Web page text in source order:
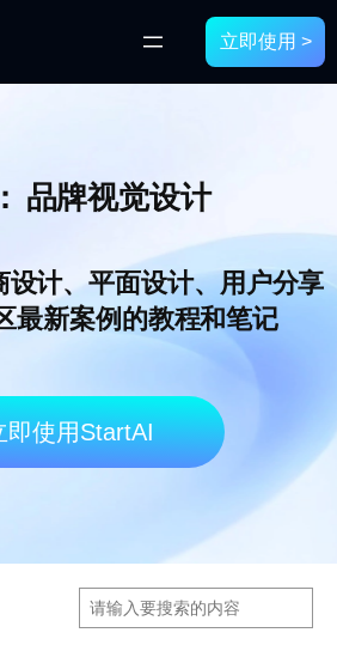
立即使用 >
品牌视觉设计
计、平面设计、用户分享
最新案例的教程和笔记
即使用StartAI
搜
索